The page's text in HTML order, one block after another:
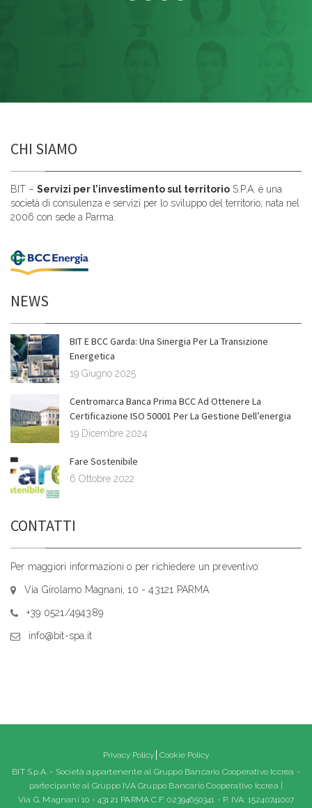
CHI SIAMO
BIT – Servizi per l’investimento sul territorio S.P.A. è una
società di consulenza e servizi per lo sviluppo del territorio, nata nel
2006 con sede a Parma.
NEWS
BIT E BCC Garda: Una Sinergia Per La Transizione
Energetica
19 Giugno 2025
Centromarca Banca Prima BCC Ad Ottenere La
Certificazione ISO 50001 Per La Gestione Dell’energia
19 Dicembre 2024
Fare Sostenibile
6 Ottobre 2022
CONTATTI
Per maggiori informazioni o per richiedere un preventivo:
Via Girolamo Magnani, 10 - 43121 PARMA
+39 0521/494389
info@bit-spa.it
Privacy Policy Cookie Policy
BIT S.p.A. - Società appartenente al Gruppo Bancario Cooperativo Iccrea -
partecipante al Gruppo IVA Gruppo Bancario Cooperativo Iccrea |
Via G. Magnani 10 - 43121 PARMA C.F: 02394650341 - P. IVA: 15240741007